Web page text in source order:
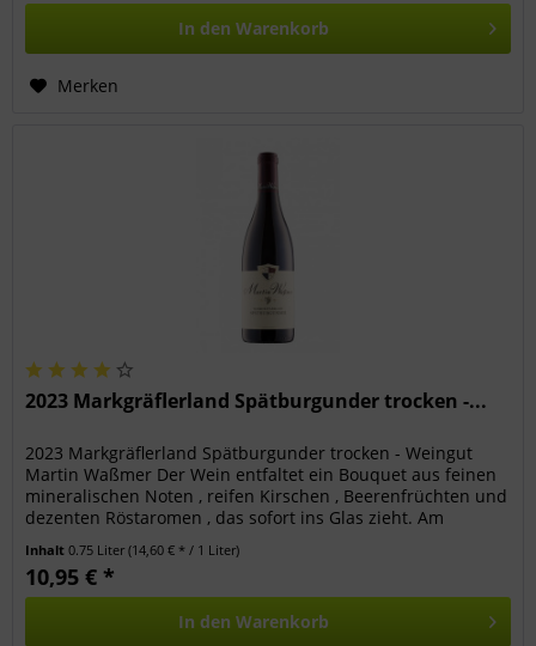
In den Warenkorb
Merken
2023 Markgräflerland Spätburgunder trocken -...
2023 Markgräflerland Spätburgunder trocken - Weingut
Martin Waßmer Der Wein entfaltet ein Bouquet aus feinen
mineralischen Noten , reifen Kirschen , Beerenfrüchten und
dezenten Röstaromen , das sofort ins Glas zieht. Am
Inhalt0.75 Liter(14,60 € * / 1 Liter)
10,95 € *
In den Warenkorb